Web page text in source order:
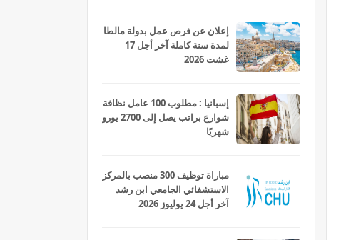
إعلان عن فرص عمل بدولة مالطا
لمدة سنة كاملة آخر أجل 17
غشت 2026
إسبانيا : مطلوب 100 عامل نظافة
شوارع براتب يصل إلى 2700 يورو
شهريًا
مباراة توظيف 300 منصب بالمركز
الاستشفائي الجامعي ابن رشد
آخر أجل 24 يوليوز 2026